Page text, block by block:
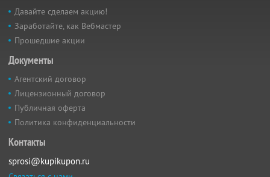
Давайте сделаем акцию!
Заработайте, как Вебмастер
Прошедшие акции
Документы
Агентский договор
Лицензионный договор
Публичная оферта
Политика конфиденциальности
Контакты
sprosi@kupikupon.ru